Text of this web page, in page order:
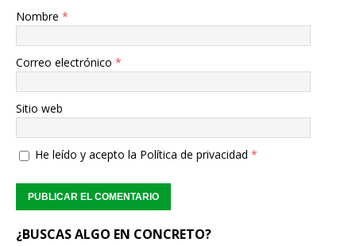
Nombre *
Correo electrónico *
Sitio web
He leído y acepto la Política de privacidad *
¿BUSCAS ALGO EN CONCRETO?